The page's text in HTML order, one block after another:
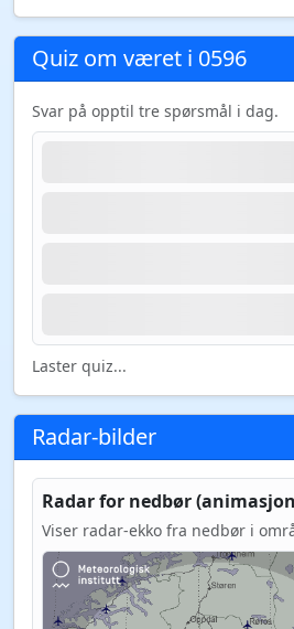
Quiz om været i 0596
Svar på opptil tre spørsmål i dag.
Laster quiz...
Radar-bilder
Radar for nedbør
Viser radar-ekko fra nedbør i